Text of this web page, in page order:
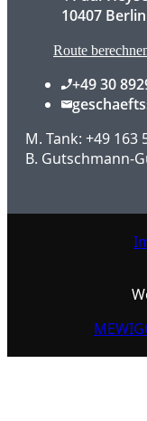
10407 Berlin
Route
+49 30
M. Tank: +49 163
B. Gutschmann-